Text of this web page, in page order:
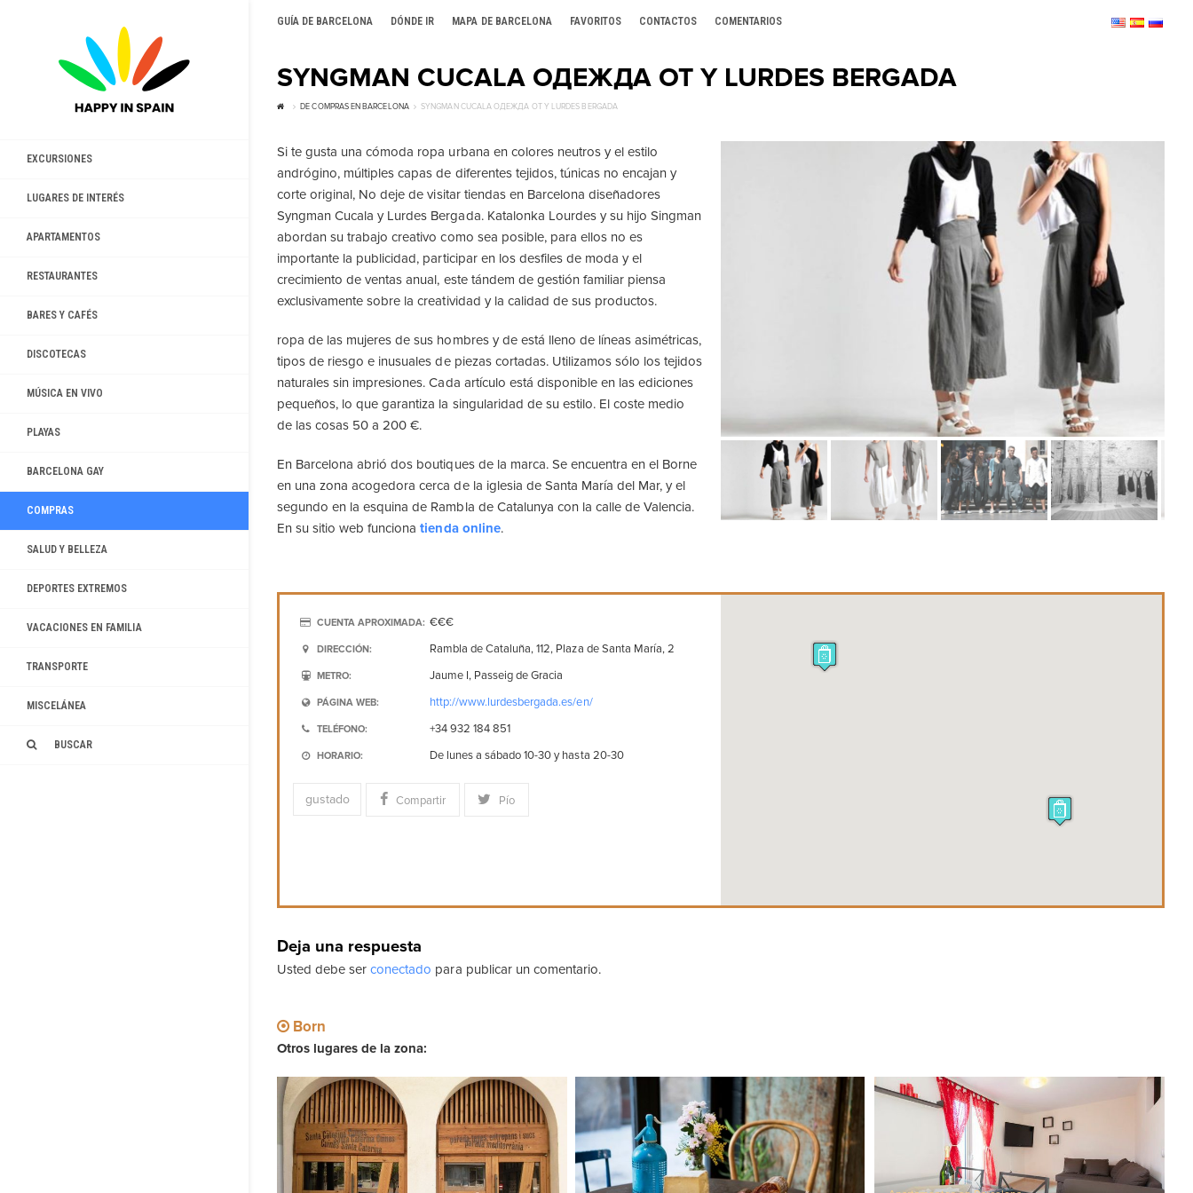
GUÍA DE BARCELONA DÓNDE IR MAPA DE BARCELONA FAVORITOS CONTACTOS COMENTARIOS
EXCURSIONES
LUGARES DE INTERÉS
APARTAMENTOS
RESTAURANTES
BARES Y CAFÉS
DISCOTECAS
MÚSICA EN VIVO
PLAYAS
BARCELONA GAY
COMPRAS
SALUD Y BELLEZA
DEPORTES EXTREMOS
VACACIONES EN FAMILIA
TRANSPORTE
MISCELÁNEA
BUSCAR
SYNGMAN CUCALA ОДЕЖДА ОТ Y LURDES BERGADA
DE COMPRAS EN BARCELONA SYNGMAN CUCALA ОДЕЖДА ОТ Y LURDES BERGADA
Si te gusta una cómoda ropa urbana en colores neutros y el estilo
andrógino, múltiples capas de diferentes tejidos, túnicas no encajan y
corte original, No deje de visitar tiendas en Barcelona diseñadores
Syngman Cucala y Lurdes Bergada. Katalonka Lourdes y su hijo Singman
abordan su trabajo creativo como sea posible, para ellos no es
importante la publicidad, participar en los desfiles de moda y el
crecimiento de ventas anual, este tándem de gestión familiar piensa
exclusivamente sobre la creatividad y la calidad de sus productos.
ropa de las mujeres de sus hombres y de está lleno de líneas asimétricas,
tipos de riesgo e inusuales de piezas cortadas. Utilizamos sólo los tejidos
naturales sin impresiones. Cada artículo está disponible en las ediciones
pequeños, lo que garantiza la singularidad de su estilo. El coste medio
de las cosas 50 a 200 €.
En Barcelona abrió dos boutiques de la marca. Se encuentra en el Borne
en una zona acogedora cerca de la iglesia de Santa María del Mar, y el
segundo en la esquina de Rambla de Catalunya con la calle de Valencia.
En su sitio web funcionatienda online.
CUENTA APROXIMADA: €€€
DIRECCIÓN: Rambla de Cataluña, 112, Plaza de Santa María, 2
METRO: Jaume I, Passeig de Gracia
PÁGINA WEB: http://www.lurdesbergada.es/en/
TELÉFONO: +34 932 184 851
HORARIO: De lunes a sábado 10-30 y hasta 20-30
gustado Compartir Pío
Deja una respuesta
Usted debe serconectado para publicar un comentario.
Born
Otros lugares de la zona: